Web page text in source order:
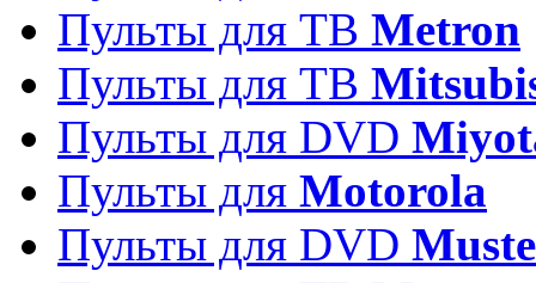
Пульты для ТВ Metron
Пульты для TB
Пульты для DVD
Пульты для Motorola
Пульты для DVD